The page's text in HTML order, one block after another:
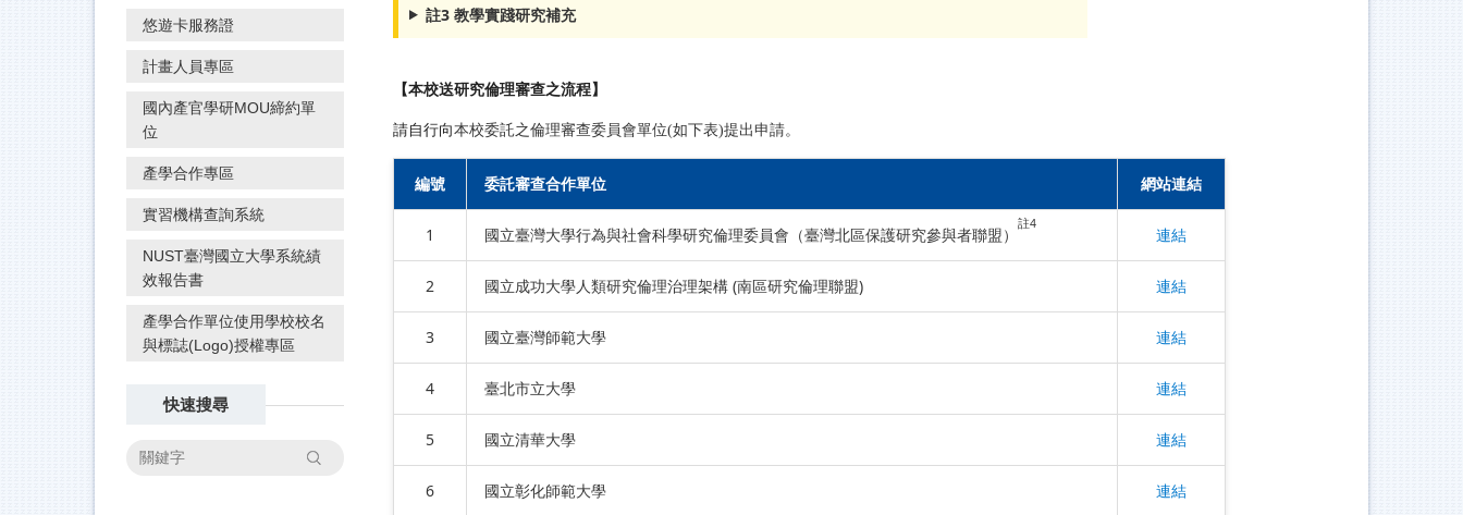
悠遊卡服務證
計畫人員專區
國內產官學研MOU締約單
位
產學合作專區
實習機構查詢系統
NUST臺灣國立大學系統績
效報告書
產學合作單位使用學校校名
與標誌(Logo)授權專區
快速搜尋
搜尋
註3 教學實踐研究補充
【本校送研究倫理審查之流程】
請自行向本校委託之倫理審查委員會單位(如下表)提出申請。
編號 委託審查合作單位 網站連結
1 國立臺灣大學行為與社會科學研究倫理委員會（臺灣北區保護研究參與者聯盟） 註4 連結
2 國立成功大學人類研究倫理治理架構 (南區研究倫理聯盟) 連結
3 國立臺灣師範大學 連結
4 臺北市立大學 連結
5 國立清華大學 連結
6 國立彰化師範大學 連結